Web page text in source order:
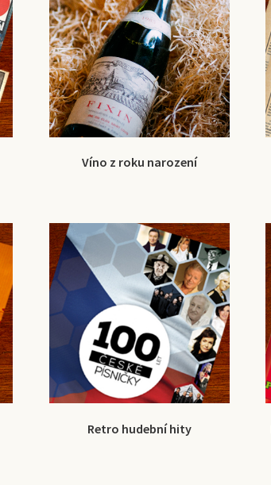
Víno z roku narození
Retro hudební hity